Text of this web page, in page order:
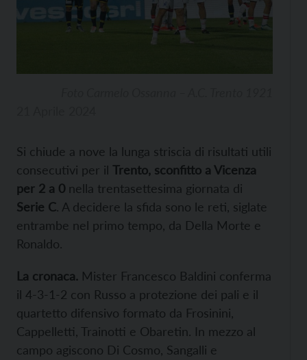
Si chiude a nove la lunga striscia di risultati utili
consecutivi per il Trento, sconfitto a Vicenza
per 2 a 0 nella trentasettesima giornata di
Serie C. A decidere la sfida sono le reti, siglate
entrambe nel primo tempo, da Della Morte e
Ronaldo.
La cronaca. Mister Francesco Baldini conferma
il 4-3-1-2 con Russo a protezione dei pali e il
quartetto difensivo formato da Frosinini,
Cappelletti, Trainotti e Obaretin. In mezzo al
campo agiscono Di Cosmo, Sangalli e